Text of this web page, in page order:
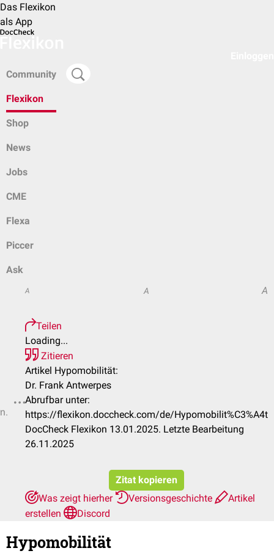
Das Flexikon
als App
Community
Flexikon
Shop
News
Jobs
CME
Flexa
Piccer
Ask
A A A
Teilen
Loading...
Zitieren
Artikel Hypomobilität:
Dr. Frank Antwerpes
Abrufbar unter:
https://flexikon.doccheck.com/de/Hypomobilit%C3%A4t
DocCheck Flexikon 13.01.2025. Letzte Bearbeitung
26.11.2025
Zitat kopieren
Was zeigt hierher
Versionsgeschichte
Artikel
erstellen
Discord
Hypomobilität